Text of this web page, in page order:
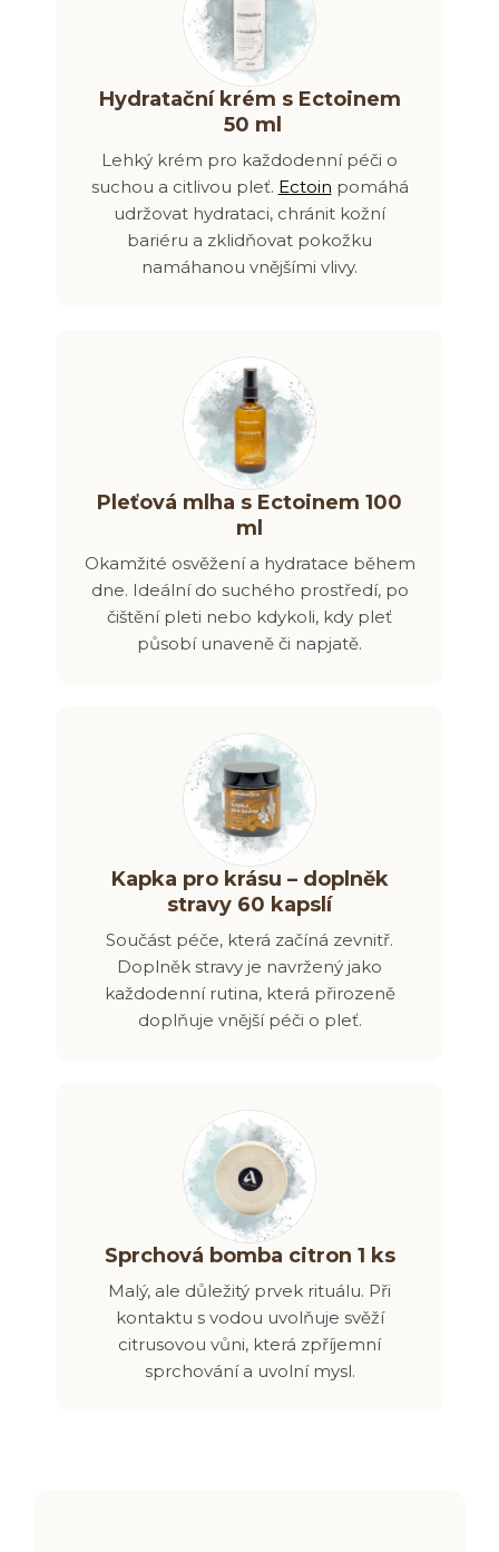
Hydratační krém s Ectoinem
50 ml
Lehký krém pro každodenní péči o
suchou a citlivou pleť. Ectoin pomáhá
udržovat hydrataci, chránit kožní
bariéru a zklidňovat pokožku
namáhanou vnějšími vlivy.
Pleťová mlha s Ectoinem 100
ml
Okamžité osvěžení a hydratace během
dne. Ideální do suchého prostředí, po
čištění pleti nebo kdykoli, kdy pleť
působí unaveně či napjatě.
Kapka pro krásu – doplněk
stravy 60 kapslí
Součást péče, která začíná zevnitř.
Doplněk stravy je navržený jako
každodenní rutina, která přirozeně
doplňuje vnější péči o pleť.
Sprchová bomba citron 1 ks
Malý, ale důležitý prvek rituálu. Při
kontaktu s vodou uvolňuje svěží
citrusovou vůni, která zpříjemní
sprchování a uvolní mysl.